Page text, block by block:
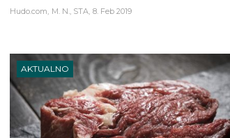
Hudo.com M. N., STA 8. Feb 2019
AKTUALNO